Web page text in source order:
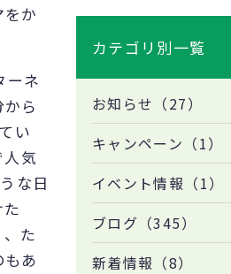
か
ーネ
ら
い
気
な日
た
あ
カテゴリ別一覧
お知らせ（27）
キャンペーン（1）
イベント情報（1）
ブログ（345）
新着情報（8）